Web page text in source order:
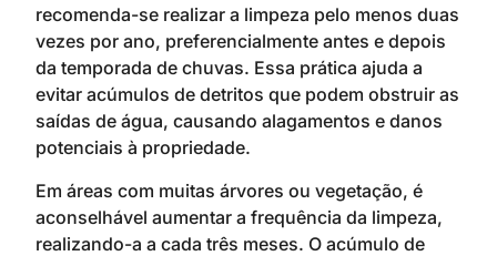
recomenda-se realizar a limpeza pelo menos duas
vezes por ano, preferencialmente antes e depois
da temporada de chuvas. Essa prática ajuda a
evitar acúmulos de detritos que podem obstruir as
saídas de água, causando alagamentos e danos
potenciais à propriedade.
Em áreas com muitas árvores ou vegetação, é
aconselhável aumentar a frequência da limpeza,
realizando-a a cada três meses. O acúmulo de